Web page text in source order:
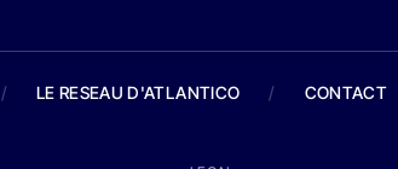
/ LE RESEAU D'ATLANTICO / CONTACT